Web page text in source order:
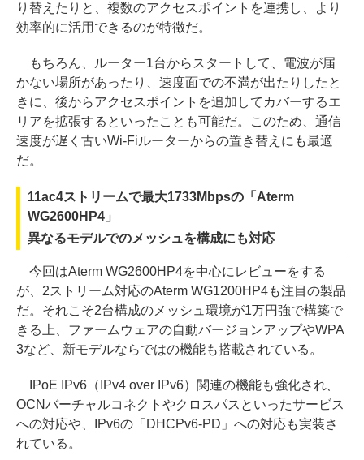
り替えたりと、複数のアクセスポイントを連携し、より
効率的に活用できるのが特徴だ。
もちろん、ルーター1台からスタートして、電波が届
かない場所があったり、速度面での不満が出たりしたと
きに、後からアクセスポイントを追加してカバーするエ
リアを拡張するといったことも可能だ。このため、通信
速度が遅く古いWi-Fiルーターからの置き替えにも最適
だ。
11ac4ストリームで最大1733Mbpsの「Aterm
WG2600HP4」
異なるモデルでのメッシュを構成にも対応
今回はAterm WG2600HP4を中心にレビューをする
が、2ストリーム対応のAterm WG1200HP4も注目の製品
だ。それこそ2台構成のメッシュ環境が1万円強で構築で
きる上、ファームウェアの自動バージョンアップやWPA
3など、新モデルならではの機能も搭載されている。
IPoE IPv6（IPv4 over IPv6）関連の機能も強化され、
OCNバーチャルコネクトやクロスパスといったサービス
への対応や、IPv6の「DHCPv6-PD」への対応も実装さ
れている。